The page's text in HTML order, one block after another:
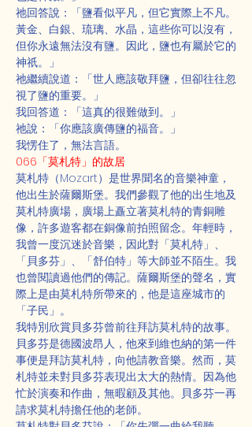
祂回答說：「鹽看似平凡，但它實際上不凡。
黃金、白銀、琉璃、水晶，這些你可以沒有，
但你永遠無法沒有鹽。因此，鹽也有屬於它的
神祇。」
祂繼續說道：「世人應該敬拜鹽，但卻往往忽
視了鹽的重要。」
我回答道：「這真的很難做到。」
祂說：「你應該廣傳鹽的福音。」
我愣住了，無法言語。
066「莫札特」的故居
莫札特（Mozart）是世界聞名的音樂神童，
他出生於薩爾斯堡。我們參觀了他的出生地及
莫札特廣場，廣場上矗立著莫札特的青銅雕
像，許多遊客都在銅像前拍照留念。年輕時，
我曾一度沉迷於音樂，因此對「莫札特」、
「貝多芬」、「舒伯特」等大師並不陌生。我
也曾閱讀過他們的傳記。薩爾斯堡的聲名，實
際上是由莫札特所帶來的，他是這座城市的
「子民」。
我特別欣賞貝多芬曾前往拜訪莫札特的故事。
貝多芬是德國波昂人，他來到維也納的第一件
事便是拜訪莫札特，向他請教音樂。然而，莫
札特並未對貝多芬表現出太大的熱情。因為他
忙於演奏和作曲，無暇顧及其他。貝多芬一再
請求莫札特擔任他的老師。